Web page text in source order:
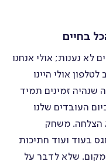
בחיים
לא נענות; אולי אנחנו
אולי היינו
שנהיה זמינים תמיד
העובדים שלנו
הצלחה. משחק
בעוד ועוד חתיכות
מקום. שלא לדבר על